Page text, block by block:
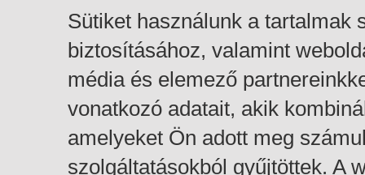
Sütiket használunk a tartalmak
biztosításához, valamint
média és elemező
vonatkozó adatait, akik
amelyeket Ön adott meg
szolgáltatásokból gyűjtöttek. A